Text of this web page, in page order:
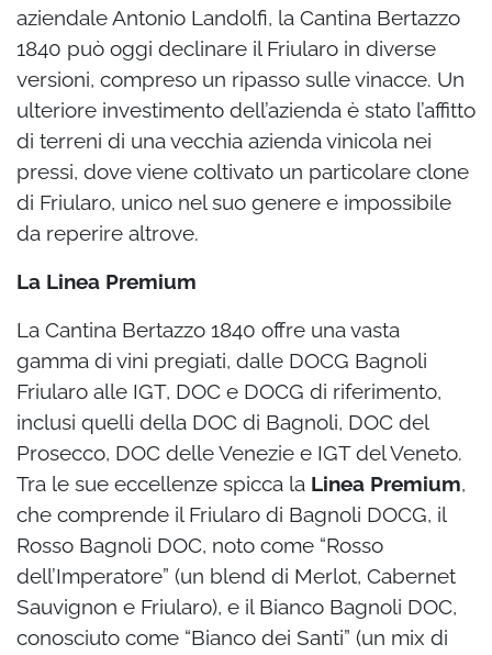
aziendale Antonio Landolfi, la Cantina Bertazzo
1840 può oggi declinare il Friularo in diverse
versioni, compreso un ripasso sulle vinacce. Un
ulteriore investimento dell’azienda è stato l’affitto
di terreni di una vecchia azienda vinicola nei
pressi, dove viene coltivato un particolare clone
di Friularo, unico nel suo genere e impossibile
da reperire altrove.
La Linea Premium
La Cantina Bertazzo 1840 offre una vasta
gamma di vini pregiati, dalle DOCG Bagnoli
Friularo alle IGT, DOC e DOCG di riferimento,
inclusi quelli della DOC di Bagnoli, DOC del
Prosecco, DOC delle Venezie e IGT del Veneto.
Tra le sue eccellenze spicca la Linea Premium,
che comprende il Friularo di Bagnoli DOCG, il
Rosso Bagnoli DOC, noto come “Rosso
dell’Imperatore” (un blend di Merlot, Cabernet
Sauvignon e Friularo), e il Bianco Bagnoli DOC,
conosciuto come “Bianco dei Santi” (un mix di